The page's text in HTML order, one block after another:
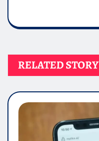
RELATED STORY